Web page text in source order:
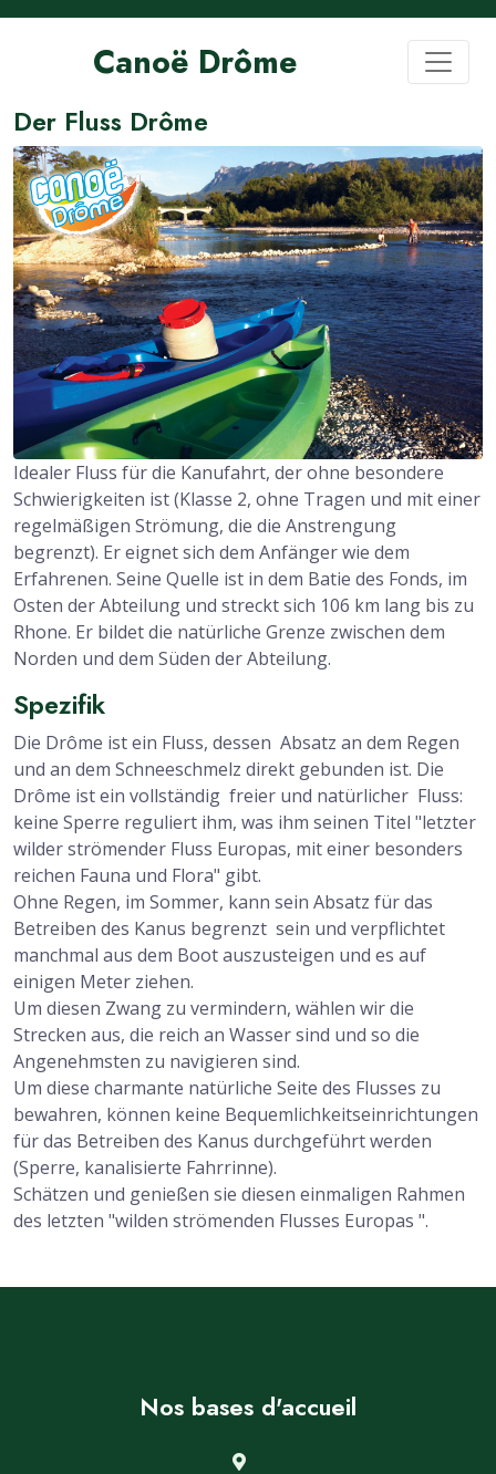
Canoë Drôme
Der Fluss Drôme
Idealer Fluss für die Kanufahrt, der ohne besondere
Schwierigkeiten ist (Klasse 2, ohne Tragen und mit einer
regelmäßigen Strömung, die die Anstrengung
begrenzt). Er eignet sich dem Anfänger wie dem
Erfahrenen. Seine Quelle ist in dem Batie des Fonds, im
Osten der Abteilung und streckt sich 106 km lang bis zu
Rhone. Er bildet die natürliche Grenze zwischen dem
Norden und dem Süden der Abteilung.
Spezifik
Die Drôme ist ein Fluss, dessen Absatz an dem Regen
und an dem Schneeschmelz direkt gebunden ist. Die
Drôme ist ein vollständig freier und natürlicher Fluss:
keine Sperre reguliert ihm, was ihm seinen Titel "letzter
wilder strömender Fluss Europas, mit einer besonders
reichen Fauna und Flora" gibt.
Ohne Regen, im Sommer, kann sein Absatz für das
Betreiben des Kanus begrenzt sein und verpflichtet
manchmal aus dem Boot auszusteigen und es auf
einigen Meter ziehen.
Um diesen Zwang zu vermindern, wählen wir die
Strecken aus, die reich an Wasser sind und so die
Angenehmsten zu navigieren sind.
Um diese charmante natürliche Seite des Flusses zu
bewahren, können keine Bequemlichkeitseinrichtungen
für das Betreiben des Kanus durchgeführt werden
(Sperre, kanalisierte Fahrrinne).
Schätzen und genießen sie diesen einmaligen Rahmen
des letzten "wilden strömenden Flusses Europas ".
Nos bases d'accueil